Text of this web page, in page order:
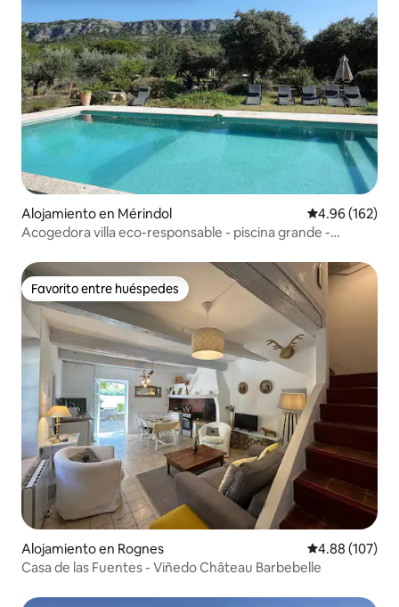
Alojamiento en Mérindol Calificación
4.96 (162)
Acogedora villa eco-responsable - piscina grande -
Favorito entre huéspedes
Favorito entre huéspedes
Alojamiento en Rognes Calificación
4.88 (107)
Casa de las Fuentes - Viñedo Château Barbebelle